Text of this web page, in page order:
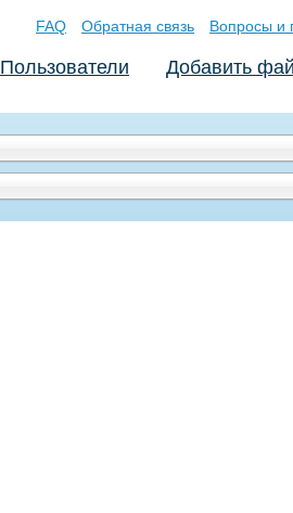
FAQ Обратная связь Вопросы и
Пользователи Добавить